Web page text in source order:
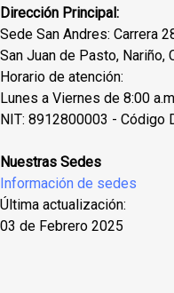
Dirección Principal:
Sede San Andres: Carrera
San Juan de Pasto, Nariño,
Horario de atención:
Lunes a Viernes de 8:00
NIT: 8912800003 - Código
Nuestras Sedes
Información de sedes
Última actualización:
03 de Febrero 2025